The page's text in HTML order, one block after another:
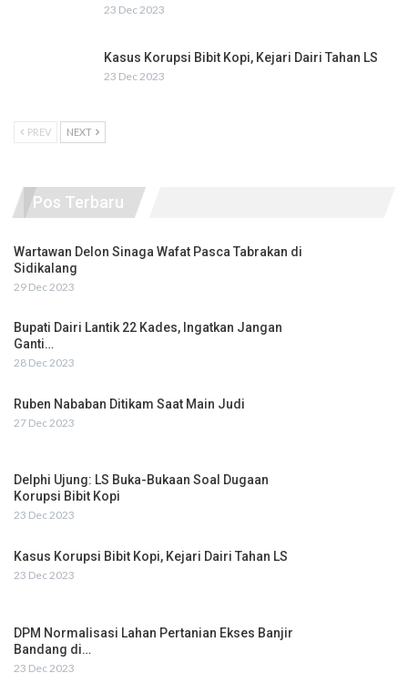
23 Dec 2023
Kasus Korupsi Bibit Kopi, Kejari Dairi Tahan LS
23 Dec 2023
PREV NEXT
Pos Terbaru
Wartawan Delon Sinaga Wafat Pasca Tabrakan di
Sidikalang
29 Dec 2023
Bupati Dairi Lantik 22 Kades, Ingatkan Jangan
Ganti…
28 Dec 2023
Ruben Nababan Ditikam Saat Main Judi
27 Dec 2023
Delphi Ujung: LS Buka-Bukaan Soal Dugaan
Korupsi Bibit Kopi
23 Dec 2023
Kasus Korupsi Bibit Kopi, Kejari Dairi Tahan LS
23 Dec 2023
DPM Normalisasi Lahan Pertanian Ekses Banjir
Bandang di…
23 Dec 2023